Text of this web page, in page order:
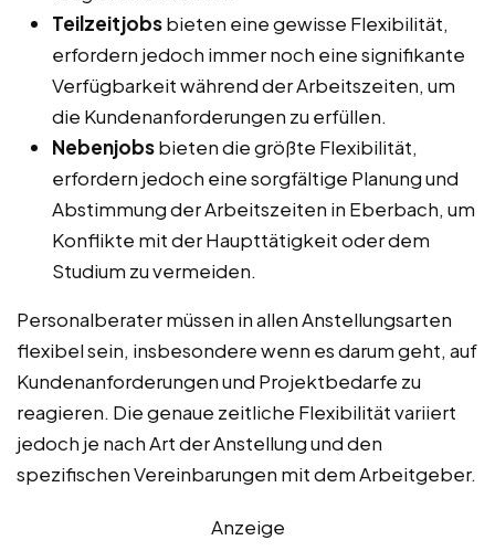
Teilzeitjobsbieten eine gewisse Flexibilität,
erfordern jedoch immer noch eine signifikante
Verfügbarkeit während der Arbeitszeiten, um
die Kundenanforderungen zu erfüllen.
Nebenjobsbieten die größte Flexibilität,
erfordern jedoch eine sorgfältige Planung und
Abstimmung der Arbeitszeiten in Eberbach, um
Konflikte mit der Haupttätigkeit oder dem
Studium zu vermeiden.
Personalberater müssen in allen Anstellungsarten
flexibel sein, insbesondere wenn es darum geht, auf
Kundenanforderungen und Projektbedarfe zu
reagieren. Die genaue zeitliche Flexibilität variiert
jedoch je nach Art der Anstellung und den
spezifischen Vereinbarungen mit dem Arbeitgeber.
Anzeige